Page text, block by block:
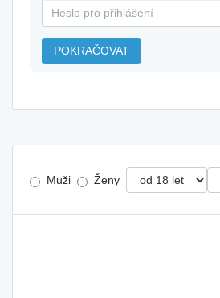
POKRAČOVAT
Muži Ženy